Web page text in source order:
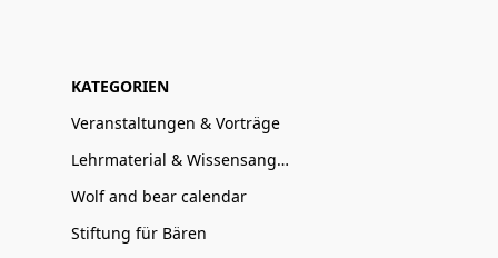
KATEGORIEN
Veranstaltungen & Vorträge
Lehrmaterial & Wissensangebote
Wolf and bear calendar
Stiftung für Bären